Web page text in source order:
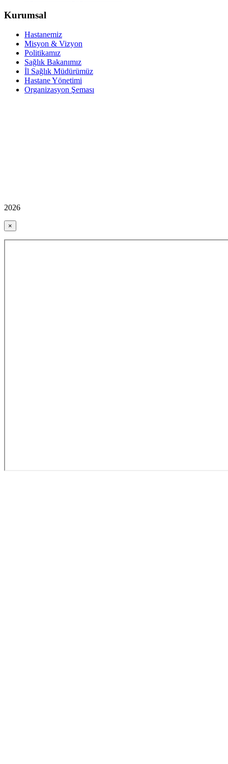
Kurumsal
Hastanemiz
Misyon & Vizyon
Politikamız
Sağlık Bakanımız
İl Sağlık Müdürümüz
Hastane Yönetimi
Organizasyon Şeması
2026
×